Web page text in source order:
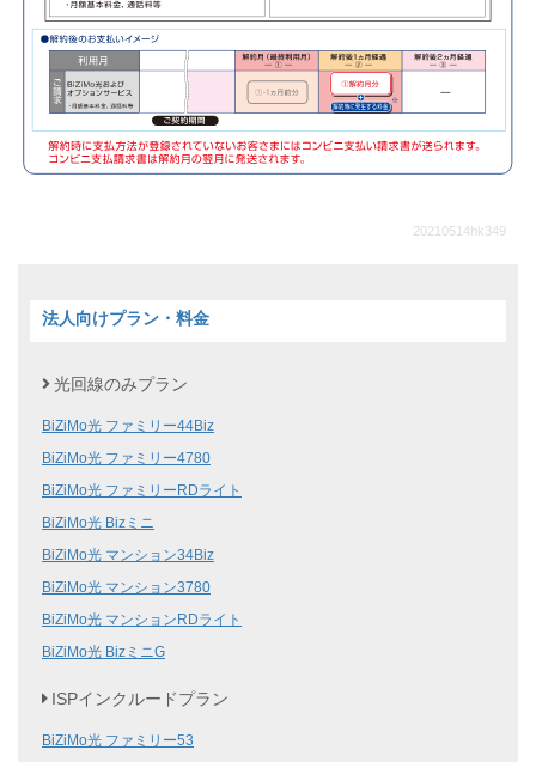
20210514hk349
法人向けプラン・料金
光回線のみプラン
BiZiMo光 ファミリー44Biz
BiZiMo光 ファミリー4780
BiZiMo光 ファミリーRDライト
BiZiMo光 Bizミニ
BiZiMo光 マンション34Biz
BiZiMo光 マンション3780
BiZiMo光 マンションRDライト
BiZiMo光 BizミニG
ISPインクルードプラン
BiZiMo光 ファミリー53